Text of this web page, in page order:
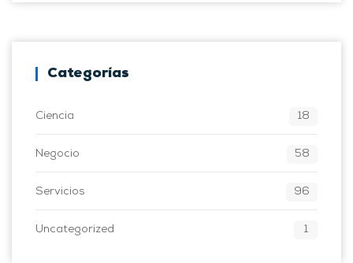
Categorías
Ciencia 18
Negocio 58
Servicios 96
Uncategorized 1